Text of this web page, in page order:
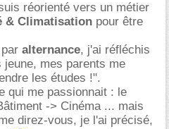
réorienté vers un métier
& Climatisation pour être
alternance, j'ai réfléchis
mes parents me
les études !".
qui me passionnait : le
-> Cinéma ... mais
direz-vous, je l'ai précisé,